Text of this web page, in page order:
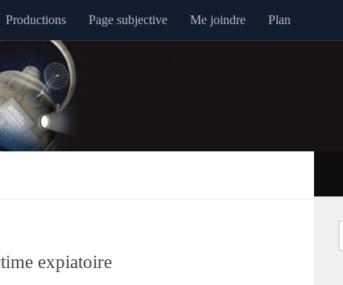
Productions Page subjective Me joindre Plan
expiatoire